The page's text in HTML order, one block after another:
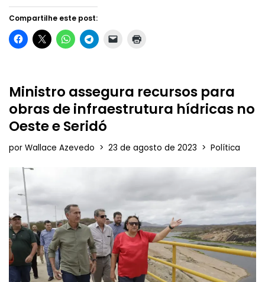
Compartilhe este post:
Ministro assegura recursos para
obras de infraestrutura hídricas no
Oeste e Seridó
por Wallace Azevedo 23 de agosto de 2023 Política